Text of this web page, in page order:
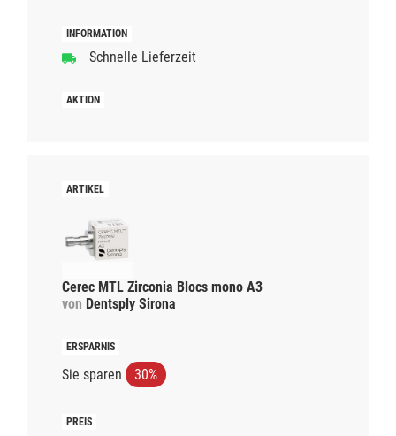
Schnelle Lieferzeit
Cerec MTL Zirconia Blocs mono A3
von Dentsply Sirona
Sie sparen 30%